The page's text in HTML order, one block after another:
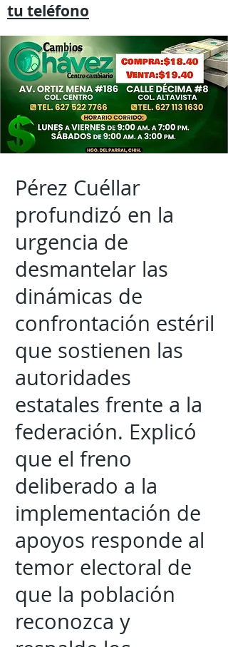
tu teléfono
Pérez Cuéllar
profundizó en la
urgencia de
desmantelar las
dinámicas de
confrontación estéril
que sostienen las
autoridades
estatales frente a la
federación. Explicó
que el freno
deliberado a la
implementación de
apoyos responde al
temor electoral de
que la población
reconozca y